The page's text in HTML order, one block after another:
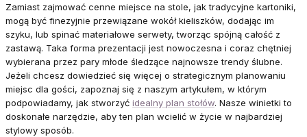
Zamiast zajmować cenne miejsce na stole, jak tradycyjne kartoniki,
mogą być finezyjnie przewiązane wokół kieliszków, dodając im
szyku, lub spinać materiałowe serwety, tworząc spójną całość z
zastawą. Taka forma prezentacji jest nowoczesna i coraz chętniej
wybierana przez pary młode śledzące najnowsze trendy ślubne.
Jeżeli chcesz dowiedzieć się więcej o strategicznym planowaniu
miejsc dla gości, zapoznaj się z naszym artykułem, w którym
podpowiadamy, jak stworzyć idealny plan stołów. Nasze winietki to
doskonałe narzędzie, aby ten plan wcielić w życie w najbardziej
stylowy sposób.